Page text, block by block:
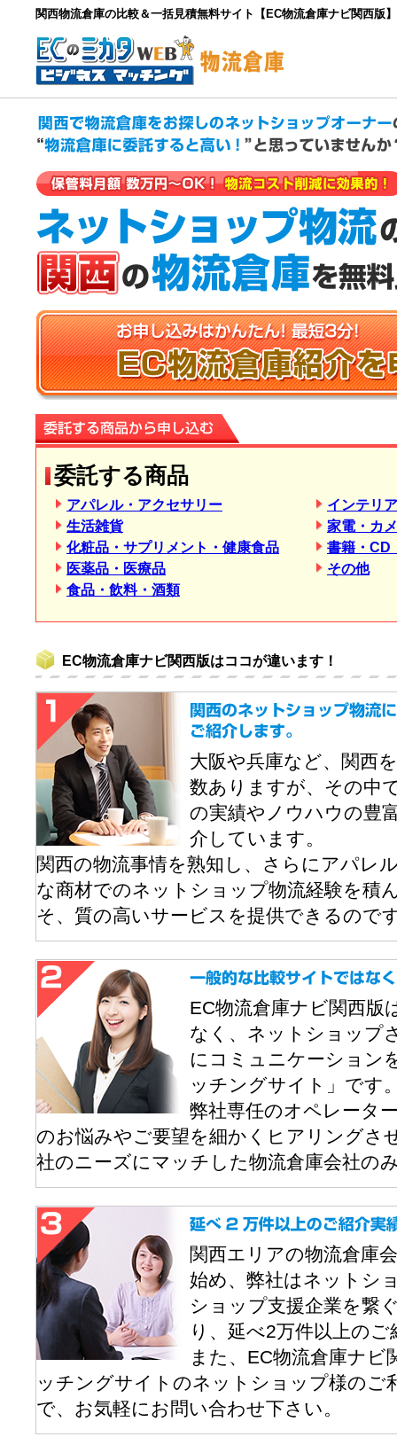
関西物流倉庫の比較＆一括見積無料サイト【EC物流倉庫ナビ関西版】
委託する商品
アパレル・アクセサリー
生活雑貨
化粧品・サプリメント・健康食品
医薬品・医療品
食品・飲料・酒類
インテリ
家電・カ
書籍・CD
その他
EC物流倉庫ナビ関西版はココが違います！
大阪や兵庫など、関西
数ありますが、その中
の実績やノウハウの豊
介しています。
関西の物流事情を熟知し、さらにアパレ
な商材でのネットショップ物流経験を積
そ、質の高いサービスを提供できるので
EC物流倉庫ナビ関西版
なく、ネットショップ
にコミュニケーション
ッチングサイト」です
弊社専任のオペレータ
のお悩みやご要望を細かくヒアリングさ
社のニーズにマッチした物流倉庫会社の
関西エリアの物流倉庫
始め、弊社はネットシ
ショップ支援企業を繋
り、延べ2万件以上の
また、EC物流倉庫ナビ
ッチングサイトのネットショップ様のご
で、お気軽にお問い合わせ下さい。